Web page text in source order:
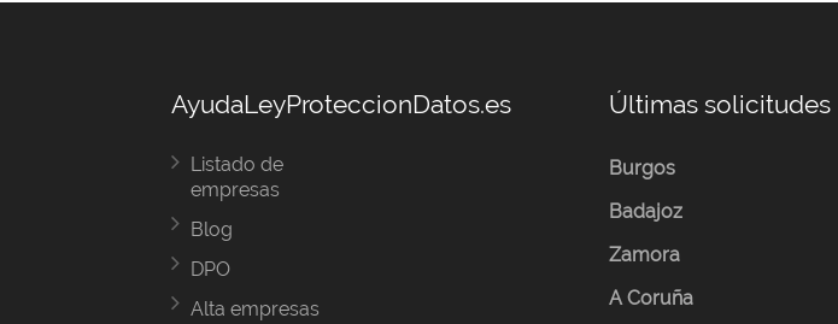
AyudaLeyProteccionDatos.es
Listado de
empresas
Blog
DPO
Alta empresas
Últimas solicitudes
Burgos
Badajoz
Zamora
A Coruña